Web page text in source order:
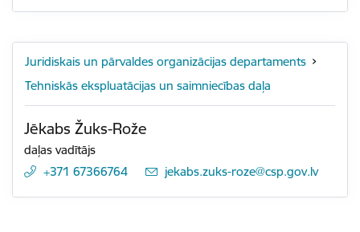
Juridiskais un pārvaldes organizācijas departaments
Tehniskās ekspluatācijas un saimniecības daļa
Jēkabs Žuks-Rože
daļas vadītājs
+371 67366764
E-pasts:
jekabs.zuks-roze@csp.gov.lv